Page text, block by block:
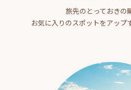
旅先のとっておきの
お気に入りのスポットをアップ